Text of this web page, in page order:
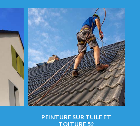
PEINTURE SUR TUILE ET
TOITURE 52